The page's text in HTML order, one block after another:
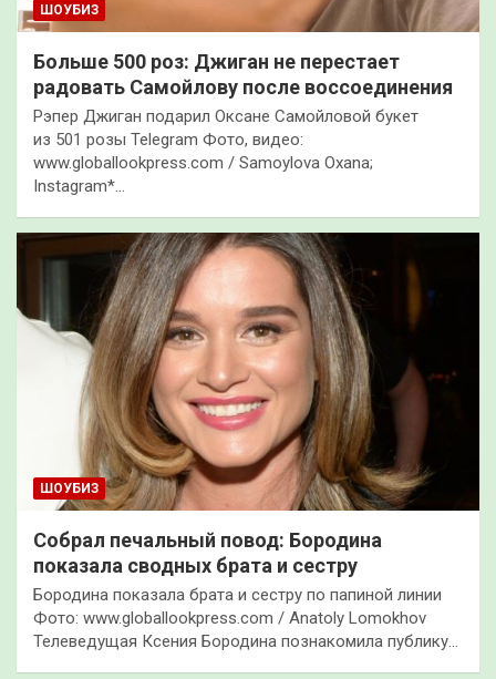
ШОУБИЗ
Больше 500 роз: Джиган не перестает
радовать Самойлову после воссоединения
Рэпер Джиган подарил Оксане Самойловой букет
из 501 розы Telegram Фото, видео:
www.globallookpress.com / Samoylova Oxana;
Instagram*…
ШОУБИЗ
Собрал печальный повод: Бородина
показала сводных брата и сестру
Бородина показала брата и сестру по папиной линии
Фото: www.globallookpress.com / Anatoly Lomokhov
Телеведущая Ксения Бородина познакомила публику…